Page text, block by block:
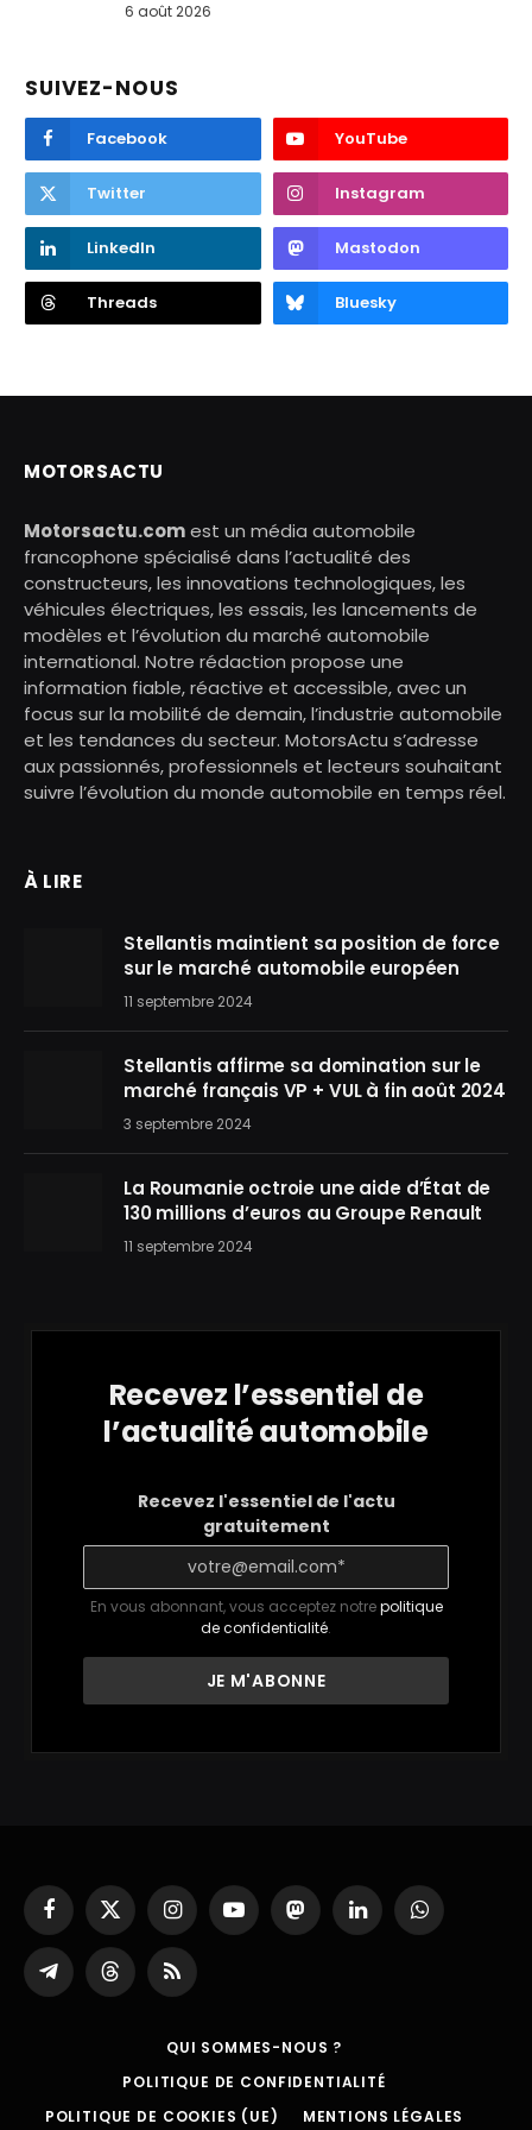
6 août 2026
SUIVEZ-NOUS
Facebook YouTube
Twitter Instagram
LinkedIn Mastodon
Threads Bluesky
MOTORSACTU
Motorsactu.comest un média automobile
francophone spécialisé dans l’actualité des
constructeurs, les innovations technologiques, les
véhicules électriques, les essais, les lancements de
modèles et l’évolution du marché automobile
international. Notre rédaction propose une
information fiable, réactive et accessible, avec un
focus sur la mobilité de demain, l’industrie automobile
et les tendances du secteur. MotorsActu s’adresse
aux passionnés, professionnels et lecteurs souhaitant
suivre l’évolution du monde automobile en temps réel.
À LIRE
Stellantis maintient sa position de force
sur le marché automobile européen
11 septembre 2024
Stellantis affirme sa domination sur le
marché français VP + VUL à fin août 2024
3 septembre 2024
La Roumanie octroie une aide d’État de
130 millions d’euros au Groupe Renault
11 septembre 2024
Recevez l’essentiel de
l’actualité automobile
Recevez l'essentiel de l'actu
gratuitement
En vous abonnant, vous acceptez notrepolitique
de confidentialité.
Facebook
X
(Twitter)
InstagramYouTubeMastodonLinkedInWhatsApp
Partager
sur
ThreadsRSS
QUI SOMMES-NOUS ?
POLITIQUE DE CONFIDENTIALITÉ
POLITIQUE DE COOKIES (UE)
MENTIONS LÉGALES